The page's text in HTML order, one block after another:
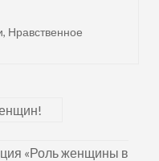
, Нравственное
«Роль женщины в